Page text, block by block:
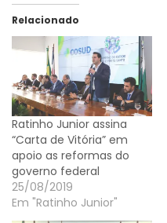
Relacionado
Ratinho Junior assina
“Carta de Vitória” em
apoio as reformas do
governo federal
25/08/2019
Em "Ratinho Junior"